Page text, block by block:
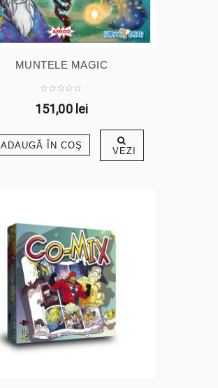
MUNTELE MAGIC
151,00 lei
ADAUGĂ ÎN COŞ VEZI